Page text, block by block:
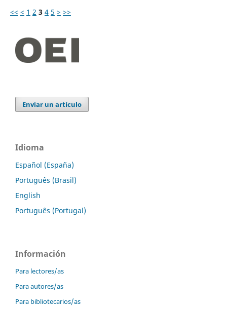
<< < 1 2 3 4 5 > >>
Enviar un artículo
Idioma
Español (España)
Português (Brasil)
English
Português (Portugal)
Información
Para lectores/as
Para autores/as
Para bibliotecarios/as